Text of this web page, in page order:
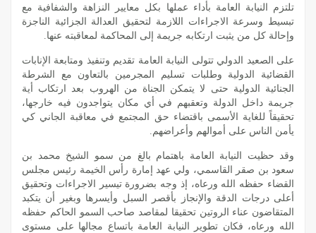
تلتزم النيابة العامة بأداء عملها بكل معايير النزاهة والشفافية مع
تبسيط وسرعة الاجراءات اللازمة لتحقيق العدالة الجزائية الناجزة
وإحالة كل من يثبت ارتكابه جريمة إلى المحاكمة لمعاقبته عنها.
على الصعيد الدولي تتولى النيابة العامة تقديم وتنفيذ ومتابعة الإنابات
القضائية الدولية وطلبات تسليم المجرمين بالتعاون مع الشرطة
الجنائية الدولية حتى لا يتمكن الجناة من الهروب بعد ارتكاب أية
جريمة داخل الدولة وتعقبهم في أي مكان يتواجدون فيه خارجها،
تحقيقاً للغاية الأسمى باقتضاء حق المجتمع في معاقبة الجاني كي
يأمن الناس على أموالهم وأعراضهم.
وقد حظيت النيابة العامة باهتمام بالغ من سمو الشيخ محمد بن
سعود بن صقر القاسمي، ولي عهد إمارة رأس الخيمة رئيس مجلس
القضاء حفظه الله ورعاه، إذ وجه بضرورة تيسير الاجراءات وتحقيق
أعلى درجات الدقة والإنجاز بأقصر السبل وأيسرها وبغير أن يتكبد
المتقاضون عناء الروتين تحقيقا لمقاصد صاحب السمو الحاكم حفظه
الله ورعاه، فكان تطوير النيابة العامة باتساع مجالها على مستوى